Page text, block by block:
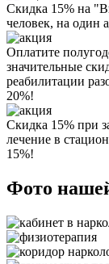
Скидка 15% на
человек, на один
Оплатите
значительные
реабилитации
20%!
Скидка 15% при
лечение в
15%!
Фото